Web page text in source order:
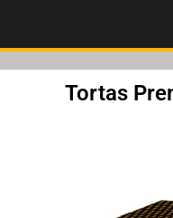
Tortas